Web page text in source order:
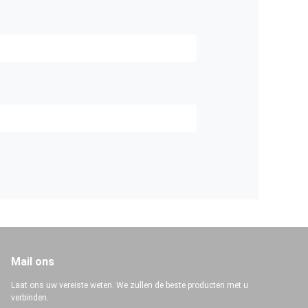
Mail ons
Laat ons uw vereiste weten. We zullen de beste producten met u
verbinden.